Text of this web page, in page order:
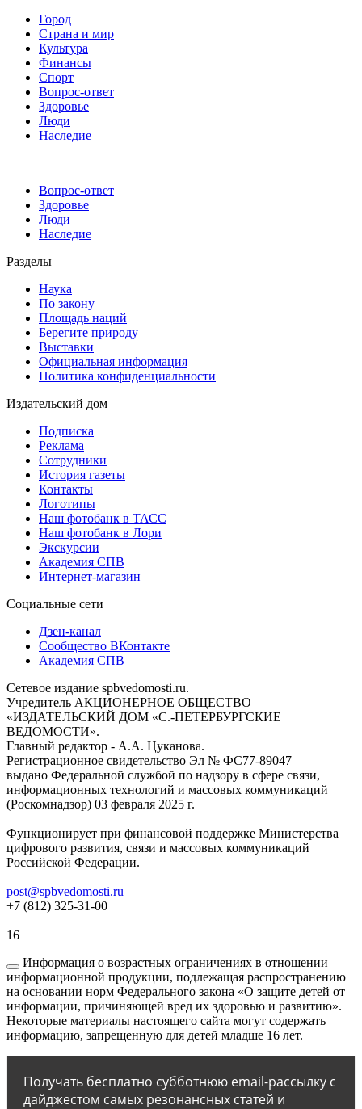
Город
Страна и мир
Культура
Финансы
Спорт
Вопрос-ответ
Здоровье
Люди
Наследие
Вопрос-ответ
Здоровье
Люди
Наследие
Разделы
Наука
По закону
Площадь наций
Берегите природу
Выставки
Официальная информация
Политика конфиденциальности
Издательский дом
Подписка
Реклама
Сотрудники
История газеты
Контакты
Логотипы
Наш фотобанк в ТАСС
Наш фотобанк в Лори
Экскурсии
Академия СПВ
Интернет-магазин
Социальные сети
Дзен-канал
Сообщество ВКонтакте
Академия СПВ
Сетевое издание spbvedomosti.ru.
Учредитель АКЦИОНЕРНОЕ ОБЩЕСТВО
«ИЗДАТЕЛЬСКИЙ ДОМ «С.-ПЕТЕРБУРГСКИЕ
ВЕДОМОСТИ».
Главный редактор - А.А. Цуканова.
Регистрационное свидетельство Эл № ФС77-89047
выдано Федеральной службой по надзору в сфере связи,
информационных технологий и массовых коммуникаций
(Роскомнадзор) 03 февраля 2025 г.
Функционирует при финансовой поддержке Министерства
цифрового развития, связи и массовых коммуникаций
Российской Федерации.
post@spbvedomosti.ru
+7 (812) 325-31-00
16+
Информация о возрастных ограничениях в отношении
информационной продукции, подлежащая распространению
на основании норм Федерального закона «О защите детей от
информации, причиняющей вред их здоровью и развитию».
Некоторые материалы настоящего сайта могут содержать
информацию, запрещенную для детей младше 16 лет.
Получать бесплатно субботнюю email-рассылку с
дайджестом самых резонансных статей и